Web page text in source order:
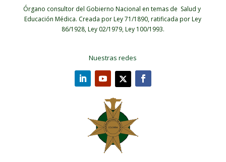
Órgano consultor del Gobierno Nacional en temas de Salud y
Educación Médica. Creada por Ley 71/1890, ratificada por Ley
86/1928, Ley 02/1979, Ley 100/1993.
Nuestras redes